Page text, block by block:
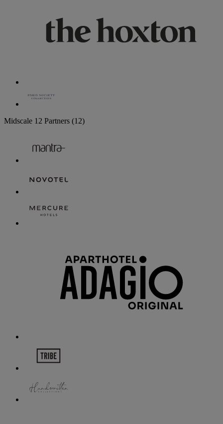
Midscale 12 Partners (12)